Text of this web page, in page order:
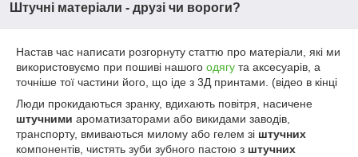
Штучні матеріали - друзі чи вороги?
Настав час написати розгорнуту статтю про матеріали, які ми
використовуємо при пошиві нашого одягу та аксесуарів, а
точніше тої частини його, що іде з 3Д принтами. (відео в кінці
Люди прокидаються зранку, вдихають повітря, насичене
штучними ароматизаторами або викидами заводів,
транспорту, вмиваються милому або гелем зі штучних
компонентів, чистять зуби зубного пастою з штучних